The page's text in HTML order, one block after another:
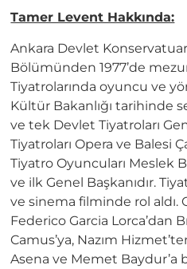
Tamer Levent Hakkında:
Ankara Devlet
Bölümünden 1977’de
Tiyatrolarında oyuncu ve
Kültür Bakanlığı tarihinde
ve tek Devlet Tiyatroları
Tiyatroları Opera ve Balesi
Tiyatro Oyuncuları Meslek
ve ilk Genel Başkanıdır.
ve sinema filminde rol aldı.
Federico Garcia Lorca’dan
Camus’ya, Nazım
Asena ve Memet Baydur’a